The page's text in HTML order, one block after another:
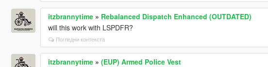
itzbrannytime» Rebalanced Dispatch Enhanced (OUTDATED)
will this work with LSPDFR?
Погледни контекста
itzbrannytime» (EUP) Armed Police Vest